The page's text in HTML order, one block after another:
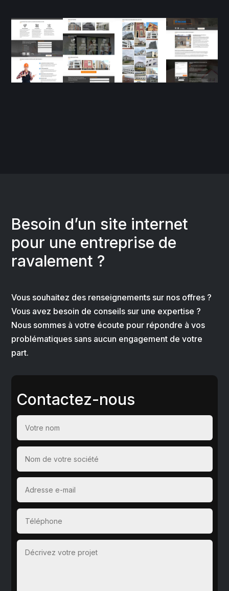
Besoin d’un site internet
pour une entreprise de
ravalement ?
Vous souhaitez des renseignements sur nos offres ?
Vous avez besoin de conseils sur une expertise ?
Nous sommes à votre écoute pour répondre à vos
problématiques sans aucun engagement de votre
part.
Contactez-nous